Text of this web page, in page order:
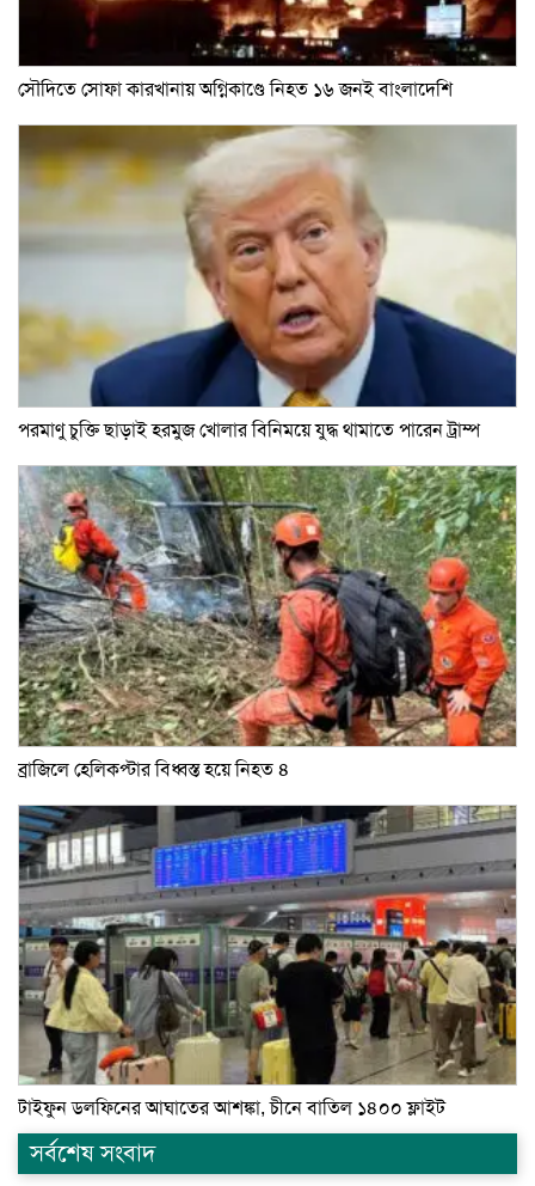
সৌদিতে সোফা কারখানায় অগ্নিকাণ্ডে নিহত ১৬ জনই বাংলাদেশি
পরমাণু চুক্তি ছাড়াই হরমুজ খোলার বিনিময়ে যুদ্ধ থামাতে পারেন ট্রাম্প
ব্রাজিলে হেলিকপ্টার বিধ্বস্ত হয়ে নিহত ৪
টাইফুন ডলফিনের আঘাতের আশঙ্কা, চীনে বাতিল ১৪০০ ফ্লাইট
সর্বশেষ সংবাদ